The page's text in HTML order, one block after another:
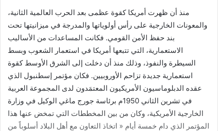
منذ أن ظهرت أمريكا كقوة عظمى بعد الحرب العالمية الثانية،
والمعونات الخارجية على رأس أولوياتها والمدرجة في ميزانيتها تحت
بند حفظ الأمن القومي. فكانت المساعدات من الأساليب
الاستعمارية، التي تتبعها أمريكا في استعمار الشعوب وبسط
السيطرة والنفوذ، وذلك منذ أن دخلت إلى الشرق الأوسط كقوة
استعمارية جديدة تزاحم الأوروبيين. فكان مؤتمر إسطنبول الذي
عقده الدبلوماسيون الأمريكيون المعتمَدون لدى المجموعة العربية
في تشرين الثاني 1950م برئاسة جورج ماغي الوكيل في وزارة
الخارجية الأمريكية، وكان من بين المخططات التي تمخض عنها هذا
المؤتمر الذي دام خمسة أيام « اتخاذ التعاون مع أهل البلاد أسلوباً من